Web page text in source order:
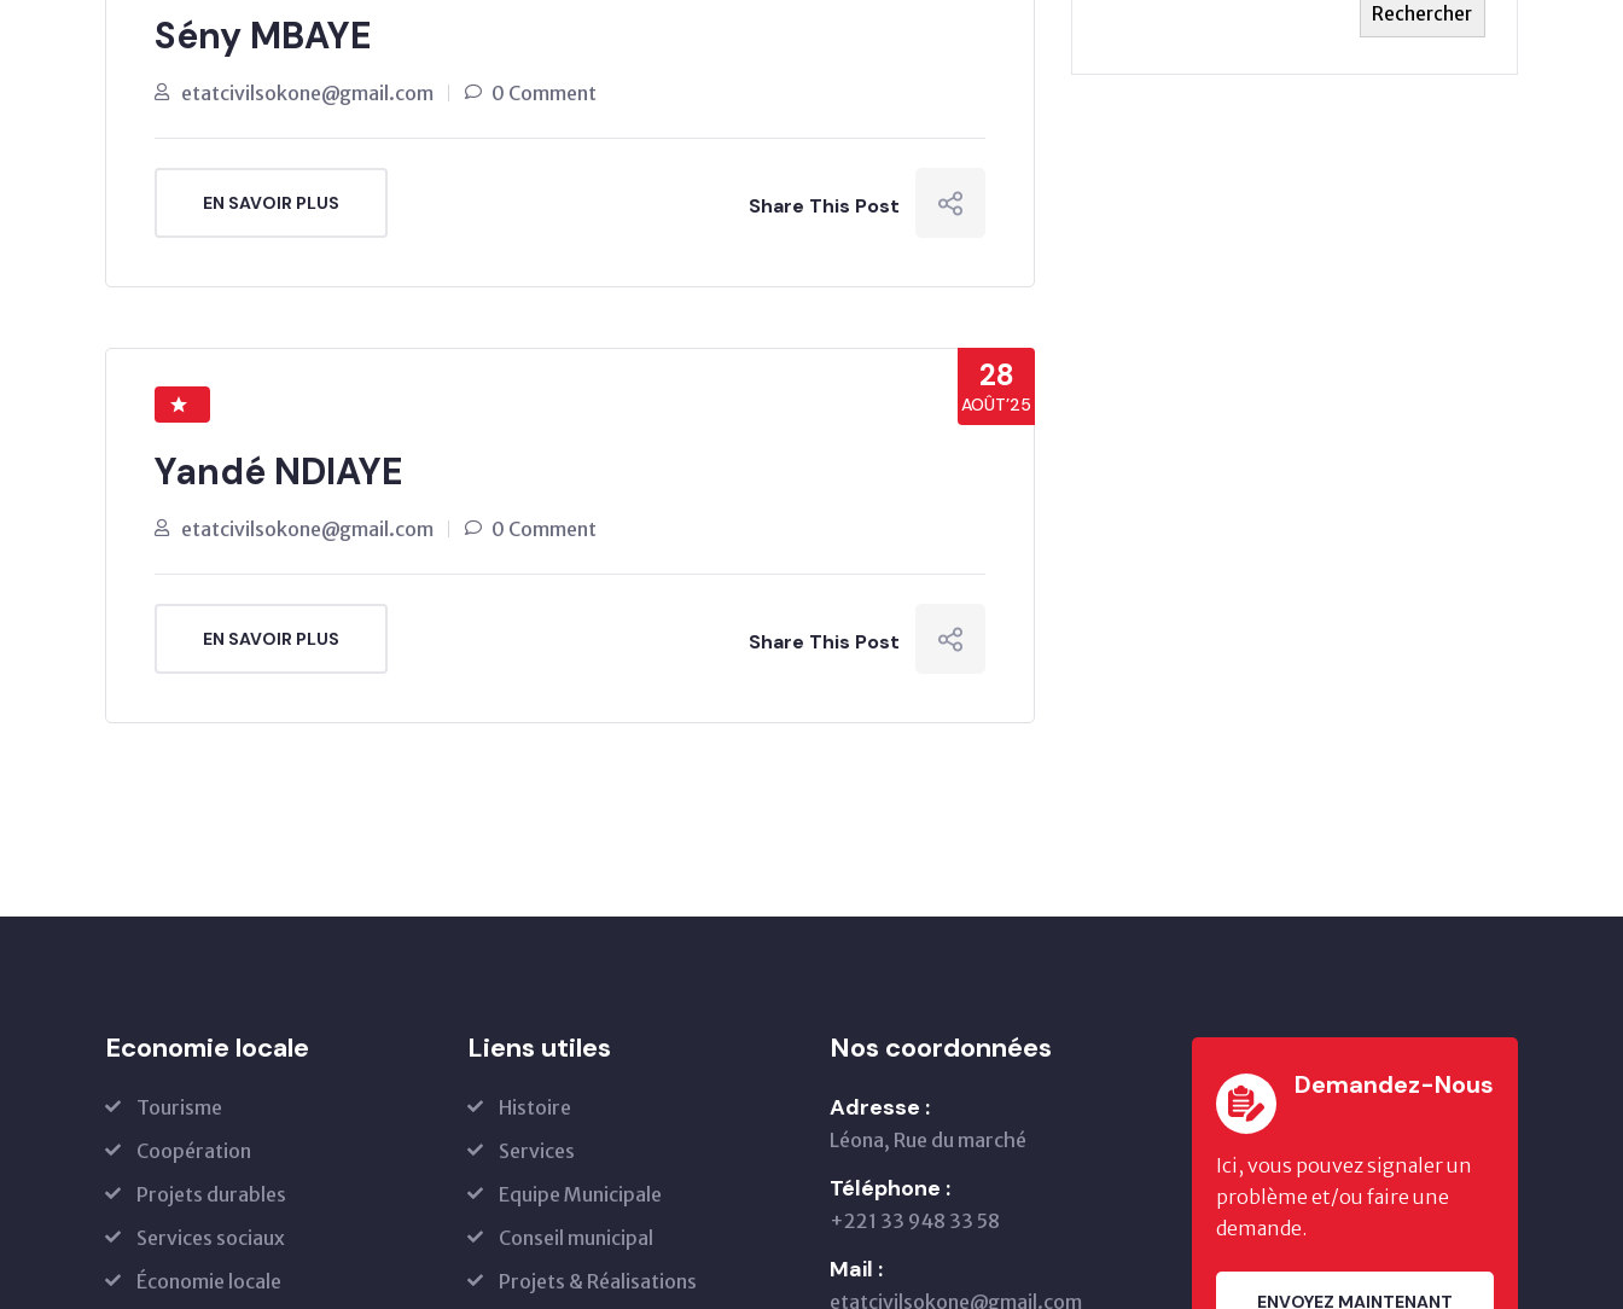
Sény MBAYE
etatcivilsokone@gmail.com 0 Comment
EN SAVOIR PLUS Share This Post
28
AOÛT’25
Yandé NDIAYE
etatcivilsokone@gmail.com 0 Comment
EN SAVOIR PLUS Share This Post
Rechercher
Economie locale
Tourisme
Coopération
Projets durables
Services sociaux
Économie locale
Liens utiles
Histoire
Services
Equipe Municipale
Conseil municipal
Projets & Réalisations
Nos coordonnées
Adresse :
Léona, Rue du marché
Téléphone :
+221 33 948 33 58
Mail :
etatcivilsokone@gmail.com
Demandez-Nous
Ici, vous pouvez signaler un
problème et/ou faire une
demande.
ENVOYEZ MAINTENANT